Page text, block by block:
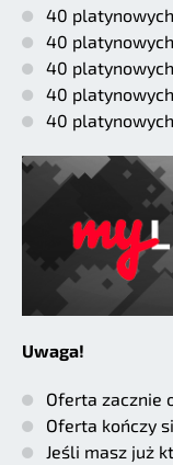
40
40
40
40
40
Uwaga!
Oferta zacznie
Oferta kończy
Jeśli masz już